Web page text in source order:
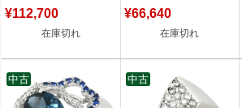
¥112,700
在庫切れ
¥66,640
在庫切れ
中古 中古